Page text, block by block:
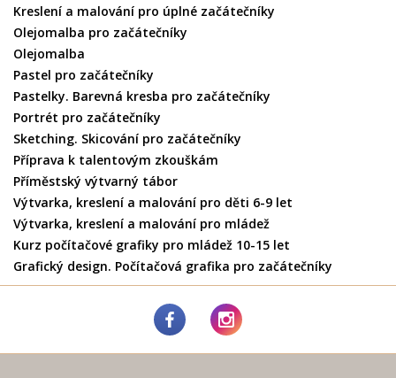
Kreslení a malování pro úplné začátečníky
Olejomalba pro začátečníky
Olejomalba
Pastel pro začátečníky
Pastelky. Barevná kresba pro začátečníky
Portrét pro začátečníky
Sketching. Skicování pro začátečníky
Příprava k talentovým zkouškám
Příměstský výtvarný tábor
Výtvarka, kreslení a malování pro děti 6-9 let
Výtvarka, kreslení a malování pro mládež
Kurz počítačové grafiky pro mládež 10-15 let
Grafický design. Počítačová grafika pro začátečníky